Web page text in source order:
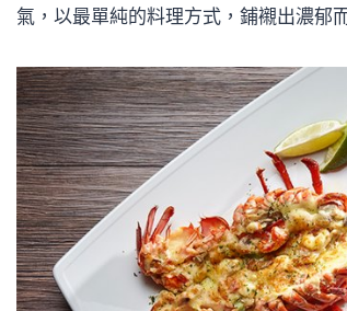
氣，以最單純的料理方式，鋪襯出濃郁